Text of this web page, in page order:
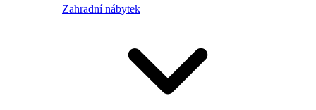
Zahradní nábytek